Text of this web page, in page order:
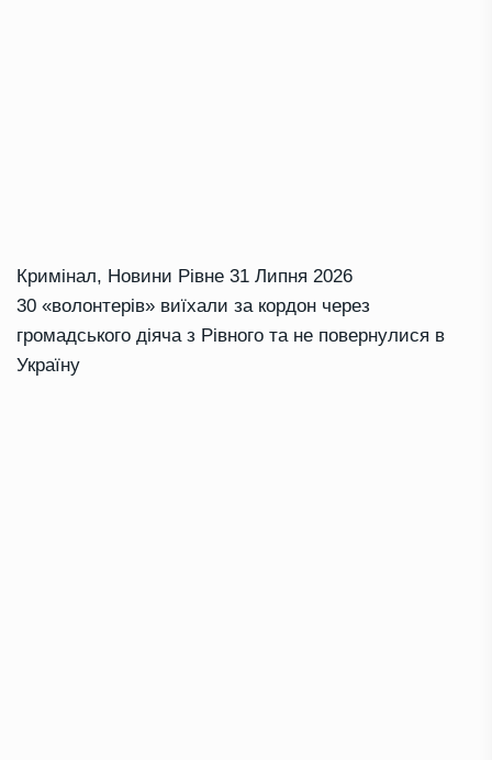
Кримінал, Новини Рівне 31 Липня 2026
30 «волонтерів» виїхали за кордон через
громадського діяча з Рівного та не повернулися в
Україну